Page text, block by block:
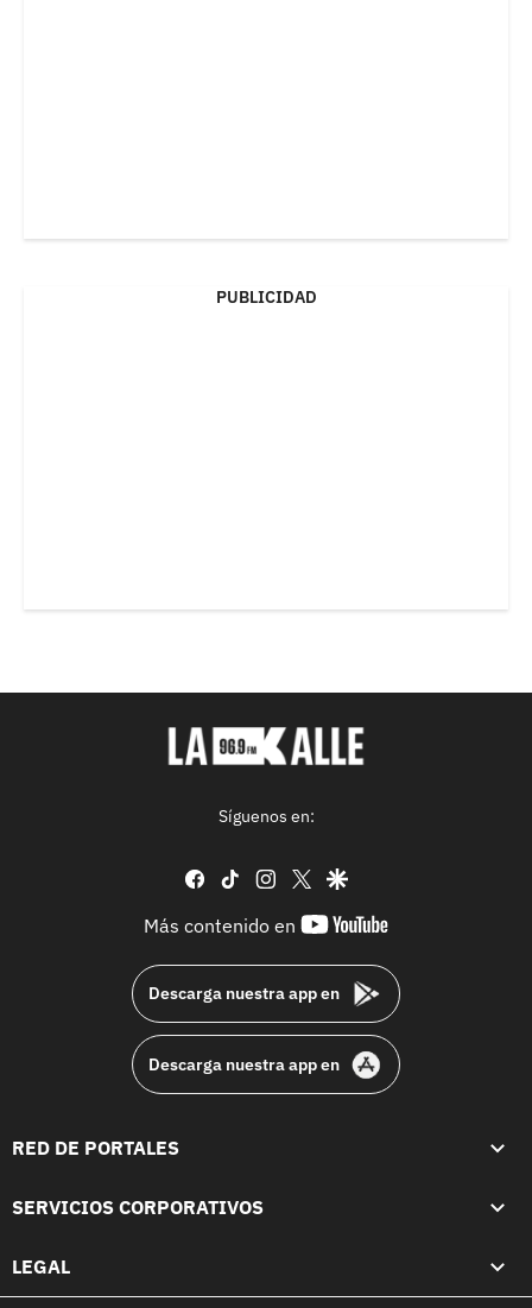
PUBLICIDAD
Síguenos en:
facebook
tiktok instagram
twittergoogle
Más contenido en
youtube-
Descarga nuestra app en
Descarga nuestra app en
RED DE PORTALES
SERVICIOS CORPORATIVOS
LEGAL